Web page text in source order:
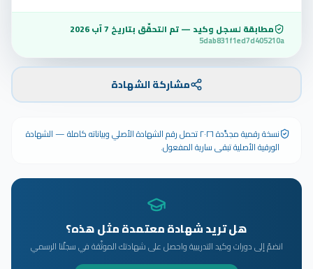
مطابقة لسجل وكيد — تم التحقّق بتاريخ 7 آب 2026
5dab831f1ed7d405210a
مشاركة الشهادة
نسخة رقمية مجدَّدة ٢٠٢٦ تحمل رقم الشهادة الأصلي وبياناته كاملة — الشهادة
الورقية الأصلية تبقى سارية المفعول.
هل تريد شهادة معتمدة مثل هذه؟
انضمّ إلى دورات وكيد التدريبية واحصل على شهادتك الموثّقة في سجلّنا الرسمي